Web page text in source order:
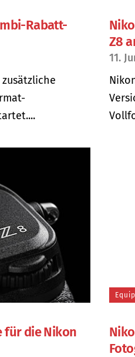
Rabatt-
Z8
11.
für die Nikon